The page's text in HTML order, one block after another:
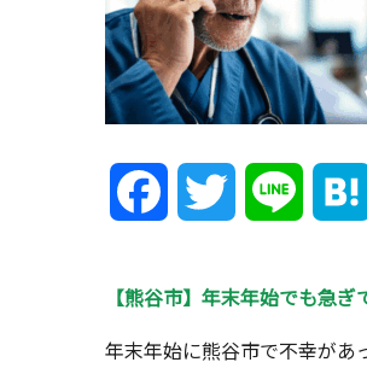
FacebookTwitter Line
【熊谷市】年末年始でも急
年末年始に熊谷市で不幸があ